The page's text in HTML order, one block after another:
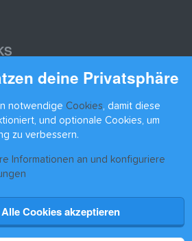
GradientHeader
Kontakt
Hilfe & Support Start
deine Privatsphäre
notwendige Cookies, damit diese
und optionale Cookies, um
zu verbessern.
Informationen an und konfiguriere
Alle Cookies akzeptieren